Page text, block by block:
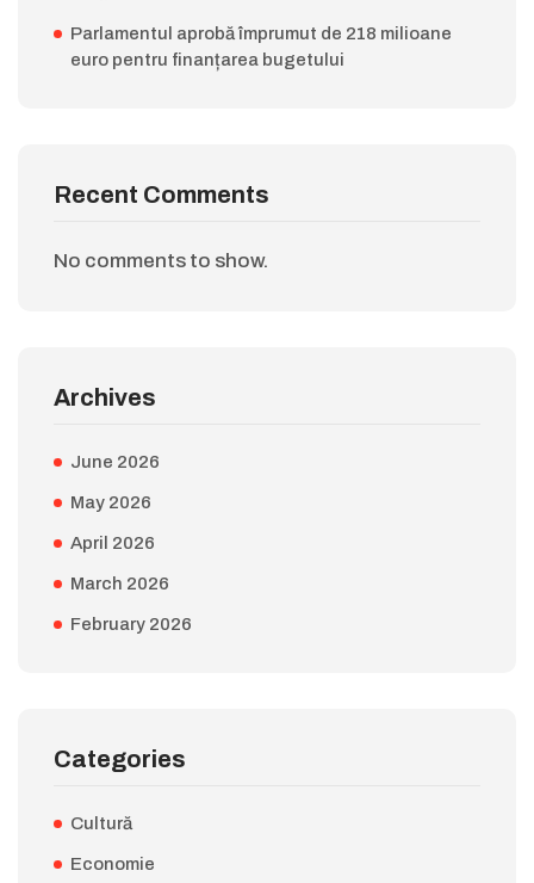
Parlamentul aprobă împrumut de 218 milioane
euro pentru finanțarea bugetului
Recent Comments
No comments to show.
Archives
June 2026
May 2026
April 2026
March 2026
February 2026
Categories
Cultură
Economie